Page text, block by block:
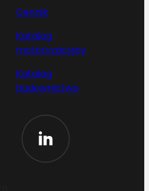
Cennik
Katalog
motoryzacyjny
Katalog
budownictwo